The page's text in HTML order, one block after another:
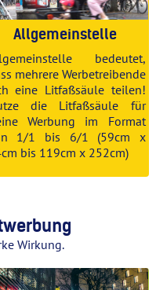
Allgemeinstelle
bedeutet,
mehrere Werbetreibende
eine Litfaßsäule teilen!
die Litfaßsäule für
Werbung im Format
1/1 bis 6/1 (59cm x
bis 119cm x 252cm)
Wirkung.